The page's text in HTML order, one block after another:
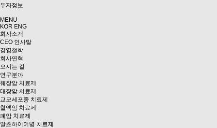
투자정보
MENU
KOR ENG
회사소개
CEO 인사말
경영철학
회사연혁
오시는 길
연구분야
췌장암 치료제
대장암 치료제
교모세포종 치료제
혈액암 치료제
폐암 치료제
알츠하이머병 치료제